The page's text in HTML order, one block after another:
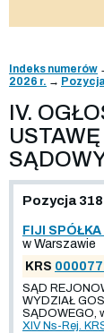
Indeks numerów
2026 r. →
IV.
Pozycja
FIJI
w Warszawie
KRS
SĄD
WYDZIAŁ
SĄDOWEGO,
XIV Ns-Rej.